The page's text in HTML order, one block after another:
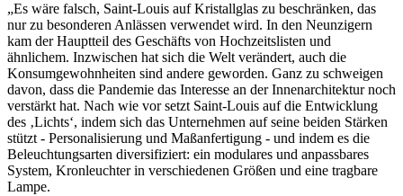
„Es wäre falsch, Saint-Louis auf Kristallglas zu beschränken, das
nur zu besonderen Anlässen verwendet wird. In den Neunzigern
kam der Hauptteil des Geschäfts von Hochzeitslisten und
ähnlichem. Inzwischen hat sich die Welt verändert, auch die
Konsumgewohnheiten sind andere geworden. Ganz zu schweigen
davon, dass die Pandemie das Interesse an der Innenarchitektur noch
verstärkt hat. Nach wie vor setzt Saint-Louis auf die Entwicklung
des ‚Lichts‘, indem sich das Unternehmen auf seine beiden Stärken
stützt - Personalisierung und Maßanfertigung - und indem es die
Beleuchtungsarten diversifiziert: ein modulares und anpassbares
System, Kronleuchter in verschiedenen Größen und eine tragbare
Lampe.